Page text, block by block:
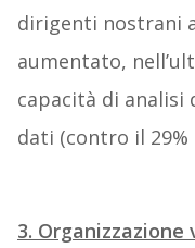
dirigenti nostrani
aumentato,
capacità di analisi
dati (contro il 29%
3.